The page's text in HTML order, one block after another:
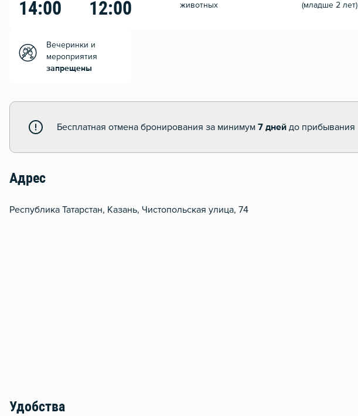
14:00 12:00
животных
(младше 2 лет)
Вечеринки и
мероприятия
запрещены
Бесплатная отмена бронирования за минимум 7 дней до прибывания
Адрес
Республика Татарстан, Казань, Чистопольская улица, 74
Удобства